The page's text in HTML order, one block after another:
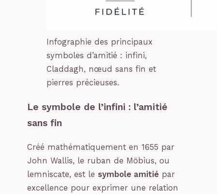
Infographie des principaux
symboles d’amitié : infini,
Claddagh, nœud sans fin et
pierres précieuses.
Le symbole de l’infini : l’amitié
sans fin
Créé mathématiquement en 1655 par
John Wallis, le ruban de Möbius, ou
lemniscate, est le symbole amitié par
excellence pour exprimer une relation